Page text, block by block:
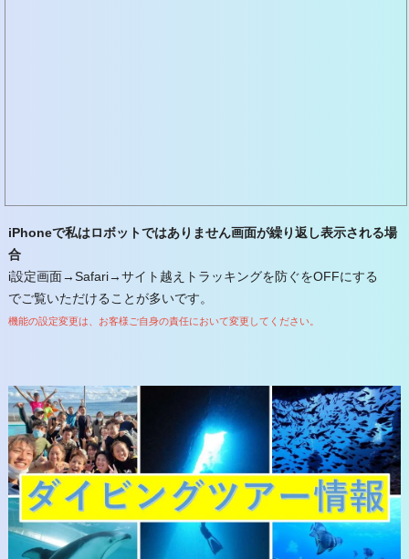
iPhoneで私はロボットではありません画面が繰り返し表示される場
合
i設定画面→Safari→サイト越えトラッキングを防ぐをOFFにする
でご覧いただけることが多いです。
機能の設定変更は、お客様ご自身の責任において変更してください。